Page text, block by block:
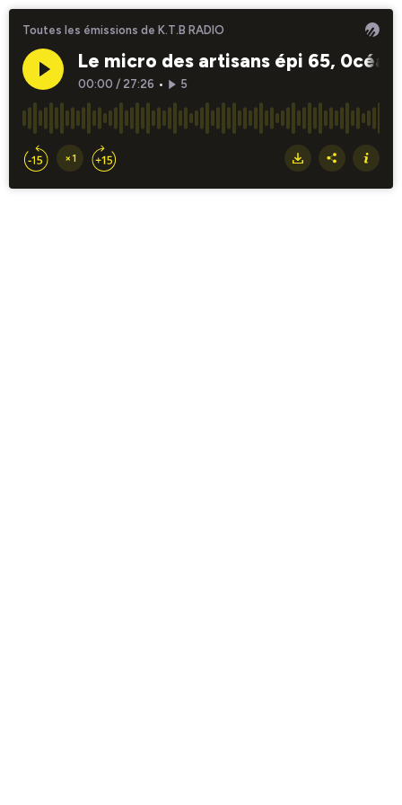
Toutes les émissions de K.T.B RADIO
Le micro des artisans épi 65,
00:00 / 27:26 • 5
×1